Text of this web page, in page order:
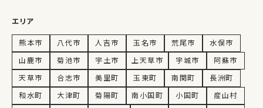
エリア
熊本市 八代市 人吉市 玉名市 荒尾市
水俣市
山鹿市
菊池市 宇土市 上天草市 宇城市
阿蘇市
天草市
合志市 美里町 玉東町 南関町
長洲町
和水町
大津町 菊陽町 南小国町 小国町
産山村